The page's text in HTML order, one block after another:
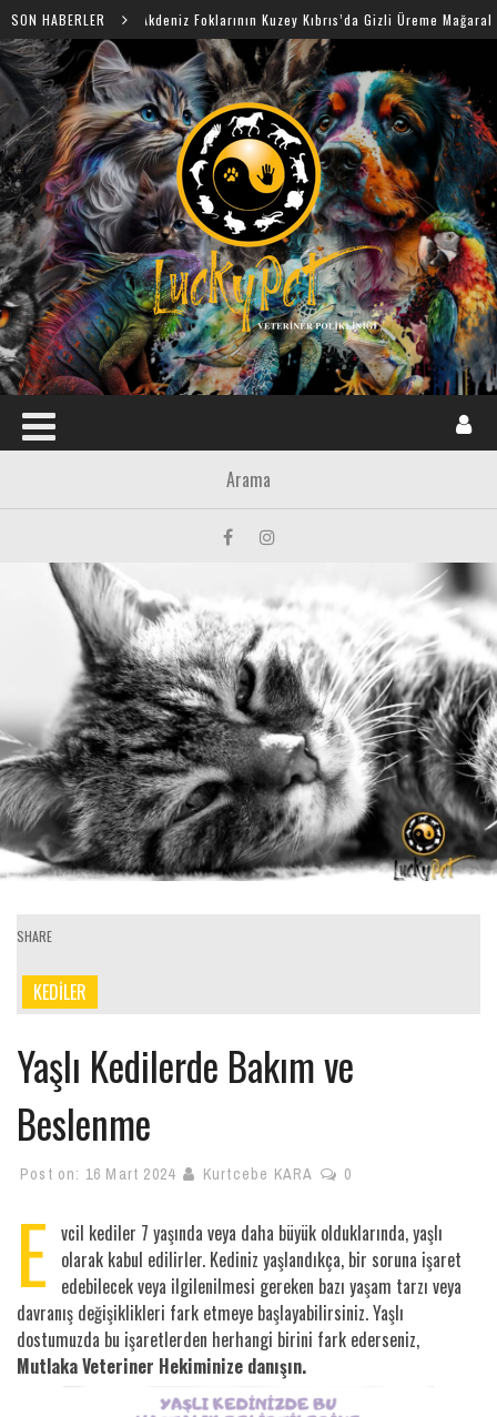
SON HABERLERAkdeniz Foklarının Kuzey Kıbrıs’da Gizli Üreme Mağaraları
SHARE
KEDİLER
Yaşlı Kedilerde Bakım ve
Beslenme
Post on: 16 Mart 2024 Kurtcebe KARA 0
E vcil kediler 7 yaşında veya daha büyük olduklarında, yaşlı
olarak kabul edilirler. Kediniz yaşlandıkça, bir soruna işaret
edebilecek veya ilgilenilmesi gereken bazı yaşam tarzı veya
davranış değişiklikleri fark etmeye başlayabilirsiniz. Yaşlı
dostumuzda bu işaretlerden herhangi birini fark ederseniz,
Mutlaka Veteriner Hekiminize danışın.